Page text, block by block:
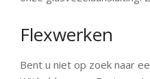
Flexwerken
Bent u niet op zoek naar